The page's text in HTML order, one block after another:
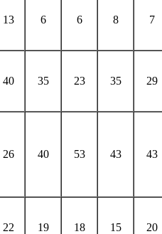
13 6 6 8 7
40 35 23 35 29
26 40 53 43 43
22 19 18 15 20